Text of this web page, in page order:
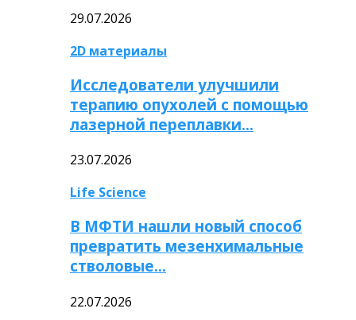
29.07.2026
2D материалы
Исследователи улучшили
терапию опухолей с помощью
лазерной переплавки…
23.07.2026
Life Science
В МФТИ нашли новый способ
превратить мезенхимальные
стволовые…
22.07.2026